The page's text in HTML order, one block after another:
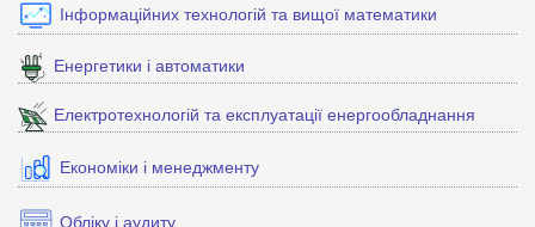
Інформаційних технологій та вищої математики
Енергетики і автоматики
Електротехнологій та експлуатації енергообладнання
Економіки і менеджменту
Обліку і аудиту